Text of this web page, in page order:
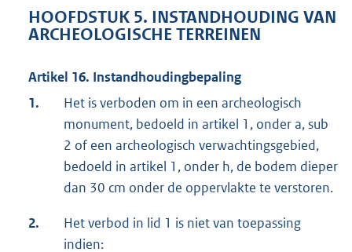
HOOFDSTUK 5. INSTANDHOUDING VAN
ARCHEOLOGISCHE TERREINEN
Artikel 16. Instandhoudingbepaling
1.
Het is verboden om in een archeologisch
monument, bedoeld in artikel 1, onder a, sub
2 of een archeologisch verwachtingsgebied,
bedoeld in artikel 1, onder h, de bodem dieper
dan 30 cm onder de oppervlakte te verstoren.
2.
Het verbod in lid 1 is niet van toepassing
indien: